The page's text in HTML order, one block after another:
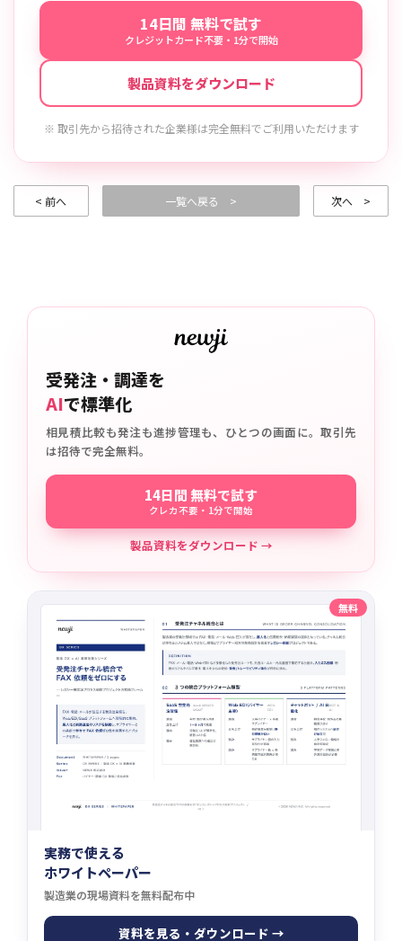
14日間 無料で試す
クレジットカード不要・1分で開始
製品資料をダウンロード
※ 取引先から招待された企業様は完全無料でご利用いただけます
< 前へ 一覧へ戻る > 次へ >
受発注・調達を
AIで標準化
相見積比較も発注も進捗管理も、ひとつの画面に。取引先
は招待で完全無料。
14日間 無料で試す
クレカ不要・1分で開始
製品資料をダウンロード →
無料
実務で使える
ホワイトペーパー
製造業の現場資料を無料配布中
資料を見る・ダウンロード →